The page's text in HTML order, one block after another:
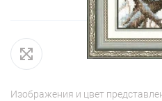
Изображения и цвет